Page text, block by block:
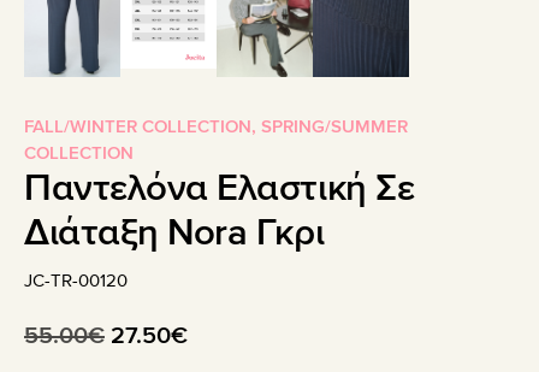
FALL/WINTER COLLECTION, SPRING/SUMMER
COLLECTION
Παντελόνα Ελαστική Σε
Διάταξη Nora Γκρι
JC-TR-00120
55.00€ Original
27.50€Η